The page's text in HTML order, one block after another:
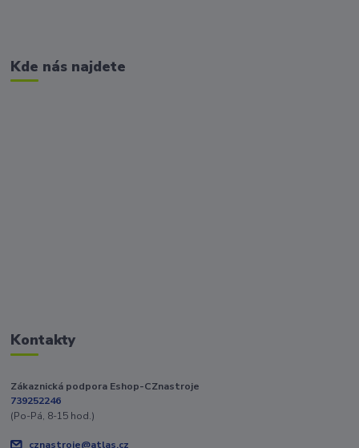
Kde nás najdete
Kontakty
Zákaznická podpora Eshop-CZnastroje
739252246
(Po-Pá, 8-15 hod.)
cznastroje@atlas.cz